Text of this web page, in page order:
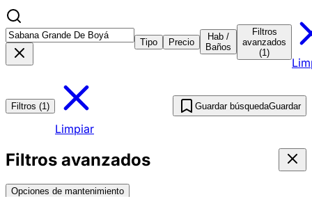
Tipo Precio
Hab /
Baños
Filtros
avanzados
(1)
Filtros (1)
Limpiar
Guardar búsquedaGuardar
Filtros avanzados
Opciones de mantenimiento